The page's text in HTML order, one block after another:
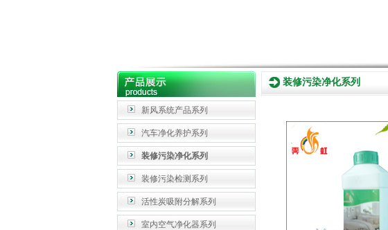
新风系统产品系列
汽车净化养护系列
装修污染净化系列
装修污染检测系列
活性炭吸附分解系列
室内空气净化器系列
装修污染净化系列